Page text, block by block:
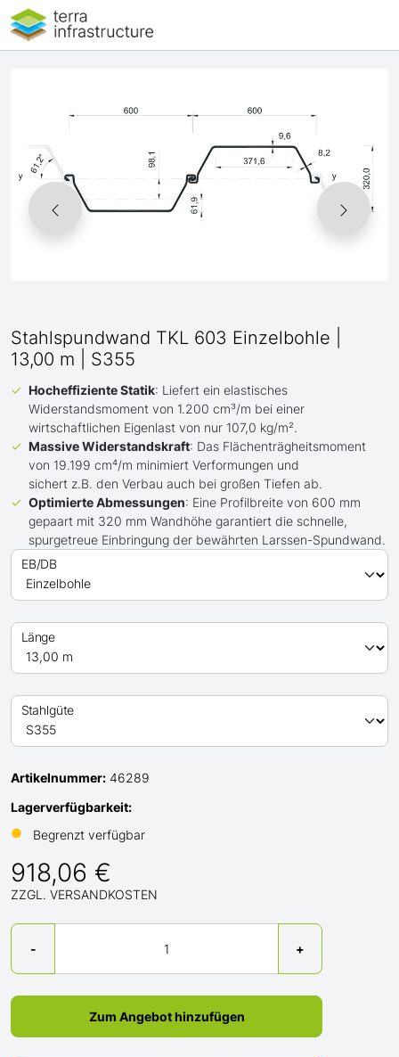
Stahlspundwand TKL 603 Einzelbohle |
13,00 m | S355
Hocheffiziente Statik: Liefert ein elastisches
Widerstandsmoment von 1.200 cm³/m bei einer
wirtschaftlichen Eigenlast von nur 107,0 kg/m².
Massive Widerstandskraft: Das Flächenträgheitsmoment
von 19.199 cm⁴/m minimiert Verformungen und
sichert z.B. den Verbau auch bei großen Tiefen ab.
Optimierte Abmessungen: Eine Profilbreite von 600 mm
gepaart mit 320 mm Wandhöhe garantiert die schnelle,
spurgetreue Einbringung der bewährten Larssen-Spundwand.
EB/DB
Länge
Stahlgüte
Artikelnummer: 46289
Lagerverfügbarkeit:
●
Begrenzt verfügbar
918,06 €
ZZGL. VERSANDKOSTEN
-
Menge
+
Zum Angebot hinzufügen